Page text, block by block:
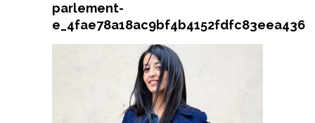
parlement-
e_4fae78a18ac9bf4b4152fdfc83eea436